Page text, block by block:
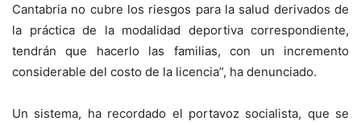
Cantabria no cubre los riesgos para la salud derivados de
la práctica de la modalidad deportiva correspondiente,
tendrán que hacerlo las familias, con un incremento
considerable del costo de la licencia”, ha denunciado.
Un sistema, ha recordado el portavoz socialista, que se